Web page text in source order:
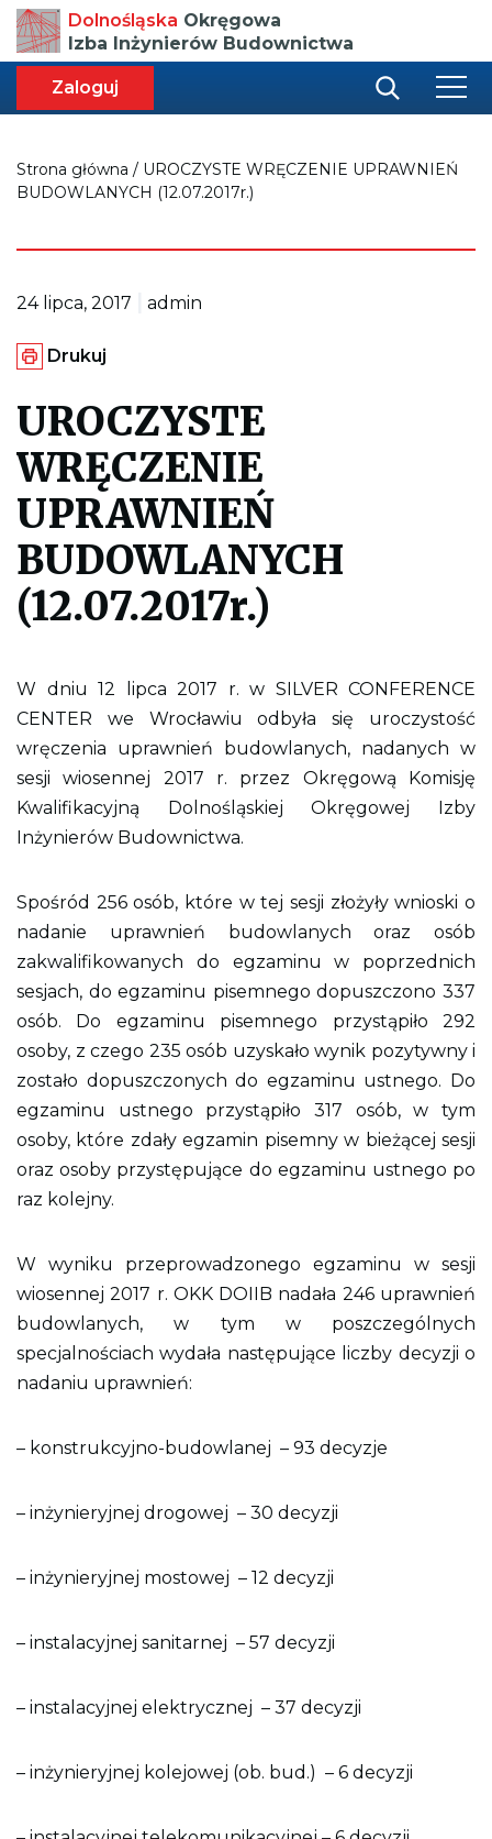
Przenosi
do
strony
głównej
Dolnośląska Okręgowa
Izba Inżynierów Budownictwa
Zaloguj
Strona główna / UROCZYSTE WRĘCZENIE UPRAWNIEŃ
BUDOWLANYCH (12.07.2017r.)
24 lipca, 2017 admin
G
e
e
u
j
e
l
i
k
p
d
f
d
d
r
u
o
w
a
n
a
ł
e
j
t
r
o
n
Drukuj
UROCZYSTE
WRĘCZENIE
UPRAWNIEŃ
BUDOWLANYCH
(12.07.2017r.)
W dniu 12 lipca 2017 r. w SILVER CONFERENCE
CENTER we Wrocławiu odbyła się uroczystość
wręczenia uprawnień budowlanych, nadanych w
sesji wiosennej 2017 r. przez Okręgową Komisję
Kwalifikacyjną Dolnośląskiej Okręgowej Izby
Inżynierów Budownictwa.
Spośród 256 osób, które w tej sesji złożyły wnioski o
nadanie uprawnień budowlanych oraz osób
zakwalifikowanych do egzaminu w poprzednich
sesjach, do egzaminu pisemnego dopuszczono 337
osób. Do egzaminu pisemnego przystąpiło 292
osoby, z czego 235 osób uzyskało wynik pozytywny i
zostało dopuszczonych do egzaminu ustnego. Do
egzaminu ustnego przystąpiło 317 osób, w tym
osoby, które zdały egzamin pisemny w bieżącej sesji
oraz osoby przystępujące do egzaminu ustnego po
raz kolejny.
W wyniku przeprowadzonego egzaminu w sesji
wiosennej 2017 r. OKK DOIIB nadała 246 uprawnień
budowlanych, w tym w poszczególnych
specjalnościach wydała następujące liczby decyzji o
nadaniu uprawnień:
– konstrukcyjno-budowlanej – 93 decyzje
– inżynieryjnej drogowej – 30 decyzji
– inżynieryjnej mostowej – 12 decyzji
– instalacyjnej sanitarnej – 57 decyzji
– instalacyjnej elektrycznej – 37 decyzji
– inżynieryjnej kolejowej (ob. bud.) – 6 decyzji